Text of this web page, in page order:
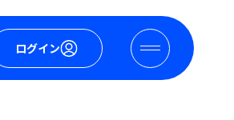
ログイン